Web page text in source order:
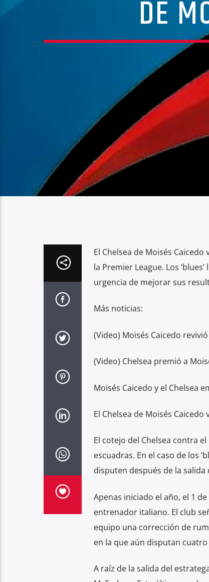
DE
El Chelsea de Moisés
la Premier League. Los
urgencia de mejorar sus
Más noticias:
(Video) Moisés Caicedo
(Video) Chelsea premió a
Moisés Caicedo y el Chelsea
El Chelsea de Moisés
El cotejo del Chelsea contra
escuadras. En el caso de los
disputen después de la salida
Apenas iniciado el año, el 1
entrenador italiano. El club
equipo una corrección de
en la que aún disputan
A raíz de la salida del